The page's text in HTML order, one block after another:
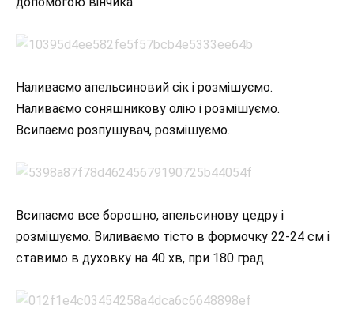
Наливаємо апельсиновий сік і розмішуємо.
Наливаємо соняшникову олію і розмішуємо.
Всипаємо розпушувач, розмішуємо.
Всипаємо все борошно, апельсинову цедру і
розмішуємо. Виливаємо тісто в формочку 22-24 см і
ставимо в духовку на 40 хв, при 180 град.